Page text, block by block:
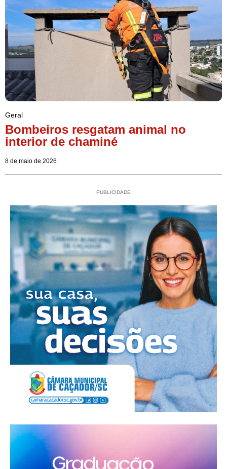
Geral
Bombeiros resgatam animal no
interior de chaminé
8 de maio de 2026
PUBLICIDADE